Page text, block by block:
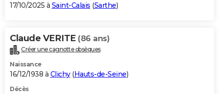
17/10/2025 à Saint-Calais (Sarthe)
Claude VERITE (86 ans)
Créer une cagnotte obsèques
Naissance
16/12/1938 à Clichy(Hauts-de-Seine)
Décès